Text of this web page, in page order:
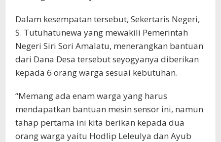
Dalam kesempatan tersebut, Sekertaris Negeri,
S. Tutuhatunewa yang mewakili Pemerintah
Negeri Siri Sori Amalatu, menerangkan bantuan
dari Dana Desa tersebut seyogyanya diberikan
kepada 6 orang warga sesuai kebutuhan.
“Memang ada enam warga yang harus
mendapatkan bantuan mesin sensor ini, namun
tahap pertama ini kita berikan kepada dua
orang warga yaitu Hodlip Leleulya dan Ayub